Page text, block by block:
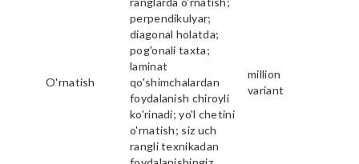
O'rnatish
perpendikulyar;
diagonal holatda;
pog'onali taxta;
laminat
qo'shimchalardan
foydalanish chiroyli
ko'rinadi; yo'l chetini
o'rnatish; siz uch
rangli texnikadan
million
variant